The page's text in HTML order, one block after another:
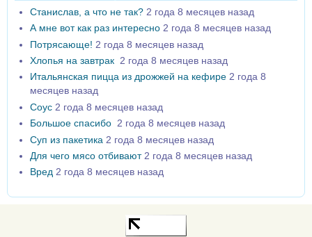
Станислав, а что не так? 2 года 8 месяцев назад
А мне вот как раз интересно 2 года 8 месяцев назад
Потрясающе! 2 года 8 месяцев назад
Хлопья на завтрак 2 года 8 месяцев назад
Итальянская пицца из дрожжей на кефире 2 года 8
месяцев назад
Соус 2 года 8 месяцев назад
Большое спасибо 2 года 8 месяцев назад
Суп из пакетика 2 года 8 месяцев назад
Для чего мясо отбивают 2 года 8 месяцев назад
Вред 2 года 8 месяцев назад